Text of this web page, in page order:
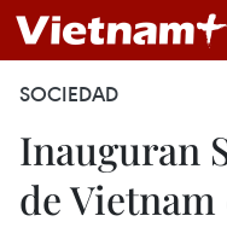
SOCIEDAD
Inauguran
de Vietnam